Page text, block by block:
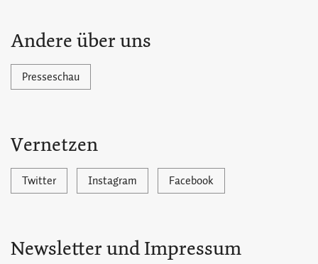
Andere über uns
Presseschau
Vernetzen
Twitter Instagram Facebook
Newsletter und Impressum